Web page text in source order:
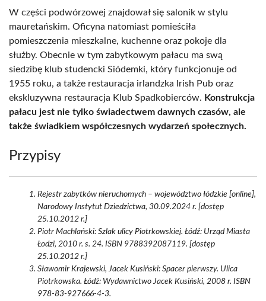
W części podwórzowej znajdował się salonik w stylu
mauretańskim. Oficyna natomiast pomieściła
pomieszczenia mieszkalne, kuchenne oraz pokoje dla
służby. Obecnie w tym zabytkowym pałacu ma swą
siedzibę klub studencki Siódemki, który funkcjonuje od
1955 roku, a także restauracja irlandzka Irish Pub oraz
ekskluzywna restauracja Klub Spadkobierców. Konstrukcja
pałacu jest nie tylko świadectwem dawnych czasów, ale
także świadkiem współczesnych wydarzeń społecznych.
Przypisy
Rejestr zabytków nieruchomych – województwo łódzkie [online],
Narodowy Instytut Dziedzictwa, 30.09.2024 r. [dostęp
25.10.2012 r.]
Piotr Machlański: Szlak ulicy Piotrkowskiej. Łódź: Urząd Miasta
Łodzi, 2010 r. s. 24. ISBN 9788392087119. [dostęp
25.10.2012 r.]
Sławomir Krajewski, Jacek Kusiński: Spacer pierwszy. Ulica
Piotrkowska. Łódź: Wydawnictwo Jacek Kusiński, 2008 r. ISBN
978-83-927666-4-3.